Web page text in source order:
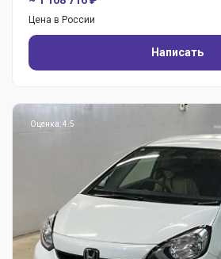
Цена в России
Написать
Оценка: 4.5